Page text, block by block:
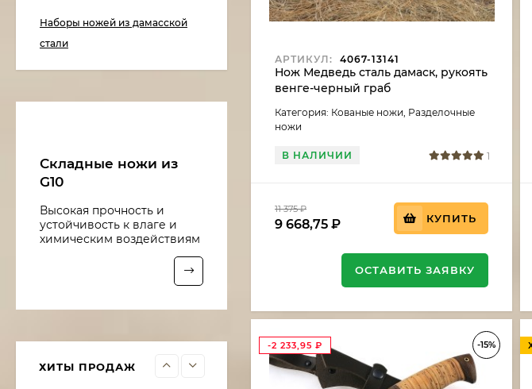
АРТИКУЛ: 4067-13141
Нож Медведь сталь дамаск, рукоять
венге-черный граб
Категория: Кованые ножи, Разделочные
ножи
В НАЛИЧИИ 1
11 375₽
9 668,75 ₽ КУПИТЬ
ОСТАВИТЬ ЗАЯВКУ
-15%
-2 233,95 ₽
Наборы ножей из дамасской
стали
Складные ножи из
G10
Высокая прочность и
устойчивость к влаге и
химическим воздействиям
ХИТЫ ПРОДАЖ
95х18, рукоять
береста
10 016₽
Нож Рыболов-5 сталь
10 922₽